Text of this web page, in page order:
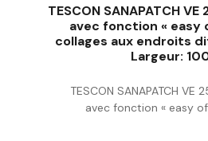
Acheter
TESCON SANAPATCH
avec fonction « easy
collages aux endroits
Largeur:
TESCON SANAPATCH VE
avec fonction « easy